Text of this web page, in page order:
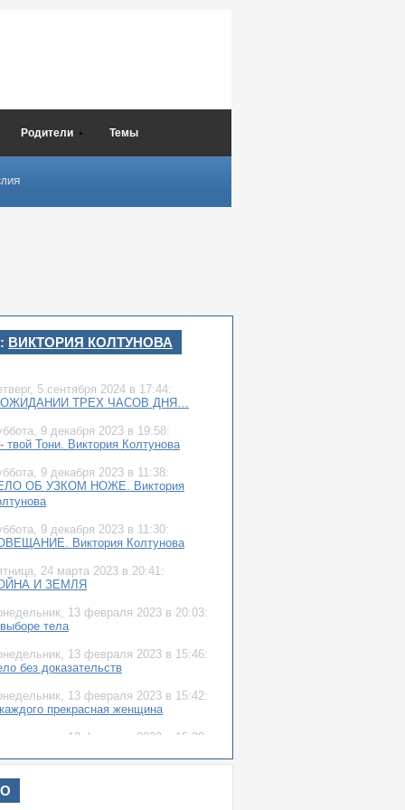
Родители Темы
ВИКТОРИЯ КОЛТУНОВА
5 сентября 2024 в 17:44:
ОЖИДАНИИ ТРЕХ ЧАСОВ ДНЯ…
9 декабря 2023 в 19:58:
твой Тони. Виктория Колтунова
9 декабря 2023 в 11:38:
ОБ УЗКОМ НОЖЕ. Виктория
9 декабря 2023 в 11:30:
Виктория Колтунова
24 марта 2023 в 20:41:
И ЗЕМЛЯ
13 февраля 2023 в 20:03:
тела
13 февраля 2023 в 15:46:
без доказательств
13 февраля 2023 в 15:42:
прекрасная женщина
13 февраля 2023 в 15:38:
к дому...